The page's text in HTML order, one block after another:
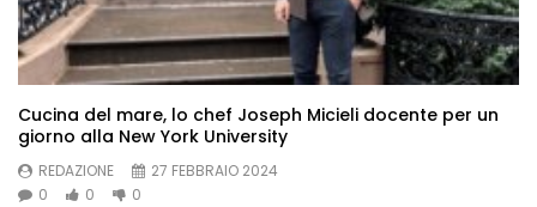
Cucina del mare, lo chef Joseph Micieli docente per un
giorno alla New York University
REDAZIONE
27 FEBBRAIO 2024
0
0 0